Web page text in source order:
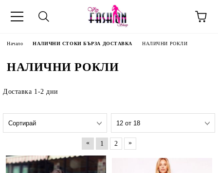
Начало НАЛИЧНИ СТОКИ БЪРЗА ДОСТАВКА НАЛИЧНИ РОКЛИ
НАЛИЧНИ РОКЛИ
Доставка 1-2 дни
« 1 2 »